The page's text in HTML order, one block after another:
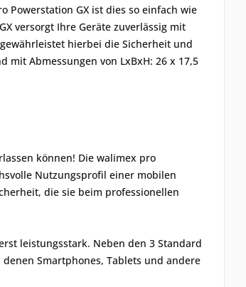
Powerstation GX ist dies so einfach wie
versorgt Ihre Geräte zuverlässig mit
hierbei die Sicherheit und
Abmessungen von LxBxH: 26 x 17,5
können! Die walimex pro
Nutzungsprofil einer mobilen
die sie beim professionellen
leistungsstark. Neben den 3 Standard
denen Smartphones, Tablets und andere